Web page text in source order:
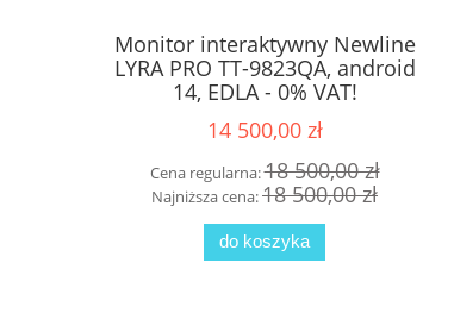
Monitor interaktywny Newline
LYRA PRO TT-9823QA, android
14, EDLA - 0% VAT!
14 500,00 zł
Cena regularna:18 500,00 zł
Najniższa cena:18 500,00 zł
do koszyka